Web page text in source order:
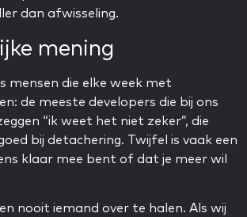
dan afwisseling.
mening
mensen die elke week met
de meeste developers die bij ons
“ik weet het niet zeker”, die
bij detachering. Twijfel is vaak een
klaar mee bent of dat je meer wil
nooit iemand over te halen. Als wij